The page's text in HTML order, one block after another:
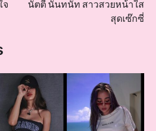
จ
นัตตี้ นันทนัท สาวสวยหน้าใส
สุดเซ๊กซี่